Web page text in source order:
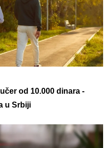
od 10.000 dinara -
u Srbiji